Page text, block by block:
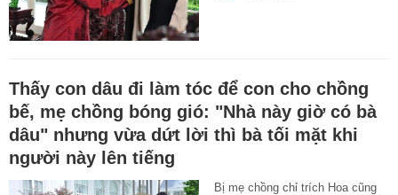
Thấy con dâu đi làm tóc để con cho chồng
bế, mẹ chồng bóng gió: "Nhà này giờ có bà
dâu" nhưng vừa dứt lời thì bà tối mặt khi
người này lên tiếng
Bị mẹ chồng chỉ trích Hoa cũng